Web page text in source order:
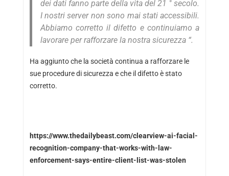
dei dati fanno parte della vita del 21 ° secolo.
I nostri server non sono mai stati accessibili.
Abbiamo corretto il difetto e continuiamo a
lavorare per rafforzare la nostra sicurezza “.
Ha aggiunto che la società continua a rafforzare le
sue procedure di sicurezza e che il difetto è stato
corretto.
https://www.thedailybeast.com/clearview-ai-facial-
recognition-company-that-works-with-law-
enforcement-says-entire-client-list-was-stolen